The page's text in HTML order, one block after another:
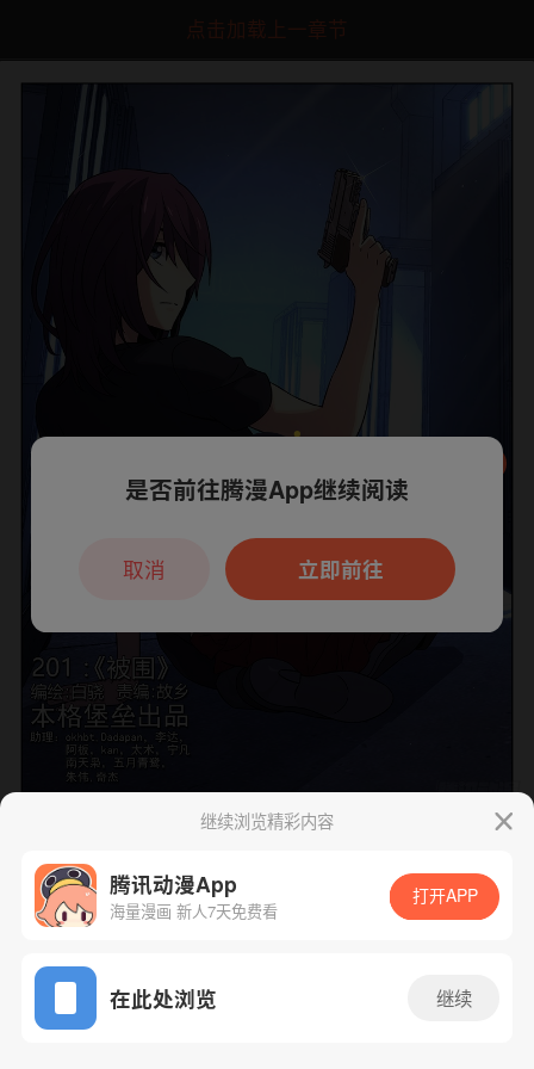
点击加载上一章节
App免费看
下一话 腾漫App免费看
继续浏览精彩内容
腾讯动漫App
海量漫画 新人7天免费看
打开APP
在此处浏览 继续
本章节仅支持App阅读，可打开App新用
户7天免费看
是否前往腾漫App继续阅读
立即前往
取消